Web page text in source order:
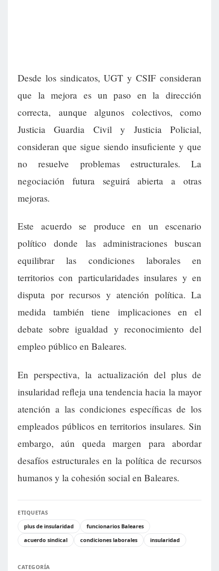
Desde los sindicatos, UGT y CSIF consideran
que la mejora es un paso en la dirección
correcta, aunque algunos colectivos, como
Justicia Guardia Civil y Justicia Policial,
consideran que sigue siendo insuficiente y que
no resuelve problemas estructurales. La
negociación futura seguirá abierta a otras
mejoras.
Este acuerdo se produce en un escenario
político donde las administraciones buscan
equilibrar las condiciones laborales en
territorios con particularidades insulares y en
disputa por recursos y atención política. La
medida también tiene implicaciones en el
debate sobre igualdad y reconocimiento del
empleo público en Baleares.
En perspectiva, la actualización del plus de
insularidad refleja una tendencia hacia la mayor
atención a las condiciones específicas de los
empleados públicos en territorios insulares. Sin
embargo, aún queda margen para abordar
desafíos estructurales en la política de recursos
humanos y la cohesión social en Baleares.
ETIQUETAS
plus de insularidad
funcionarios Baleares
acuerdo sindical
condiciones laborales insularidad
CATEGORÍA